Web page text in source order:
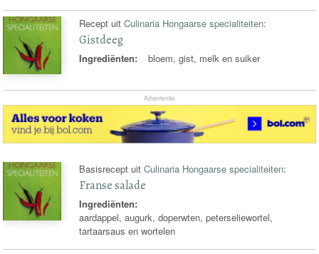
Recept uitCulinaria Hongaarse specialiteiten:
Gistdeeg
Ingrediënten: bloem, gist, melk en suiker
Advertentie
Basisrecept uitCulinaria Hongaarse specialiteiten:
Franse salade
Ingrediënten:
aardappel, augurk, doperwten, peterseliewortel,
tartaarsaus en wortelen